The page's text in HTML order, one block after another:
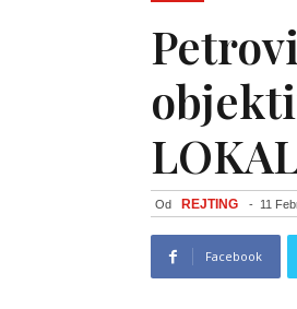
Od REJTING - 11
Facebook